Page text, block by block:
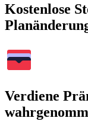
Kostenlose
Verdiene